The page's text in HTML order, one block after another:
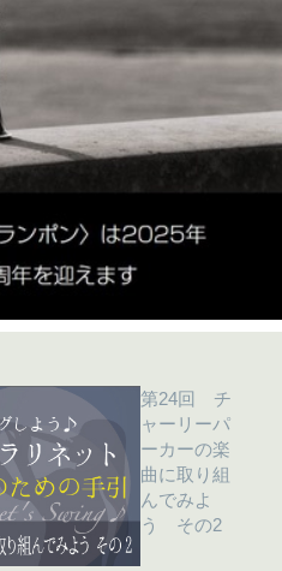
第24回 チ
ャーリーパ
ーカーの楽
曲に取り組
んでみよ
う その2